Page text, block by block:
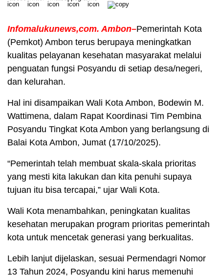
Infomalukunews,com. Ambon–Pemerintah Kota
(Pemkot) Ambon terus berupaya meningkatkan
kualitas pelayanan kesehatan masyarakat melalui
penguatan fungsi Posyandu di setiap desa/negeri,
dan kelurahan.
Hal ini disampaikan Wali Kota Ambon, Bodewin M.
Wattimena, dalam Rapat Koordinasi Tim Pembina
Posyandu Tingkat Kota Ambon yang berlangsung di
Balai Kota Ambon, Jumat (17/10/2025).
“Pemerintah telah membuat skala-skala prioritas
yang mesti kita lakukan dan kita penuhi supaya
tujuan itu bisa tercapai,” ujar Wali Kota.
Wali Kota menambahkan, peningkatan kualitas
kesehatan merupakan program prioritas pemerintah
kota untuk mencetak generasi yang berkualitas.
Lebih lanjut dijelaskan, sesuai Permendagri Nomor
13 Tahun 2024, Posyandu kini harus memenuhi